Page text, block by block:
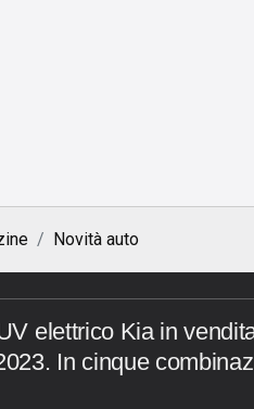
Novità auto
elettrico Kia in
In cinque